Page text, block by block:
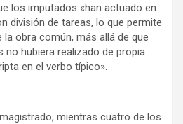
los imputados «han actuado en
división de tareas, lo que permite
obra común, más allá de que
no hubiera realizado de propia
en el verbo típico».
mientras cuatro de los